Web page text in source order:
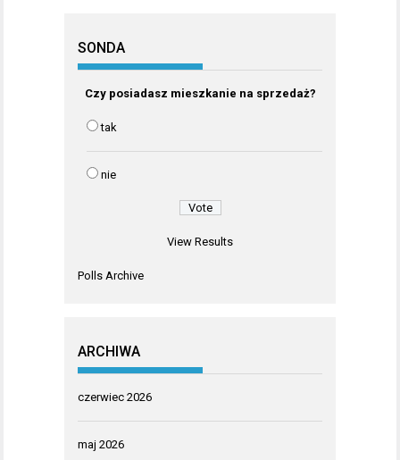
SONDA
Czy posiadasz mieszkanie na sprzedaż?
tak
nie
View Results
Polls Archive
ARCHIWA
czerwiec 2026
maj 2026